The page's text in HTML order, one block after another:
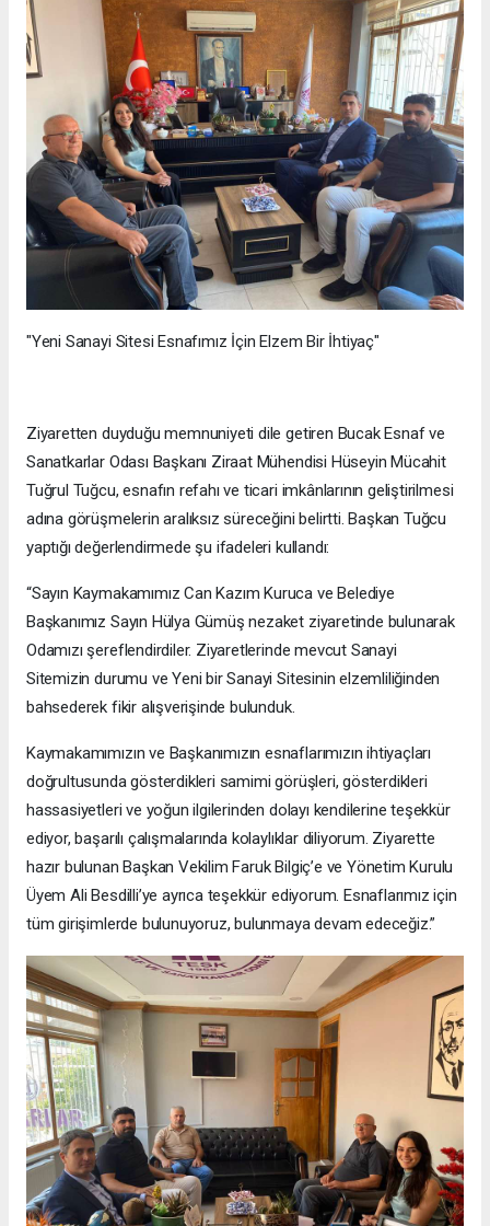
"Yeni Sanayi Sitesi Esnafımız İçin Elzem Bir İhtiyaç"
Ziyaretten duyduğu memnuniyeti dile getiren Bucak Esnaf ve
Sanatkarlar Odası Başkanı Ziraat Mühendisi Hüseyin Mücahit
Tuğrul Tuğcu, esnafın refahı ve ticari imkânlarının geliştirilmesi
adına görüşmelerin aralıksız süreceğini belirtti. Başkan Tuğcu
yaptığı değerlendirmede şu ifadeleri kullandı:
“Sayın Kaymakamımız Can Kazım Kuruca ve Belediye
Başkanımız Sayın Hülya Gümüş nezaket ziyaretinde bulunarak
Odamızı şereflendirdiler. Ziyaretlerinde mevcut Sanayi
Sitemizin durumu ve Yeni bir Sanayi Sitesinin elzemliliğinden
bahsederek fikir alışverişinde bulunduk.
Kaymakamımızın ve Başkanımızın esnaflarımızın ihtiyaçları
doğrultusunda gösterdikleri samimi görüşleri, gösterdikleri
hassasiyetleri ve yoğun ilgilerinden dolayı kendilerine teşekkür
ediyor, başarılı çalışmalarında kolaylıklar diliyorum. Ziyarette
hazır bulunan Başkan Vekilim Faruk Bilgiç’e ve Yönetim Kurulu
Üyem Ali Besdilli’ye ayrıca teşekkür ediyorum. Esnaflarımız için
tüm girişimlerde bulunuyoruz, bulunmaya devam edeceğiz.”